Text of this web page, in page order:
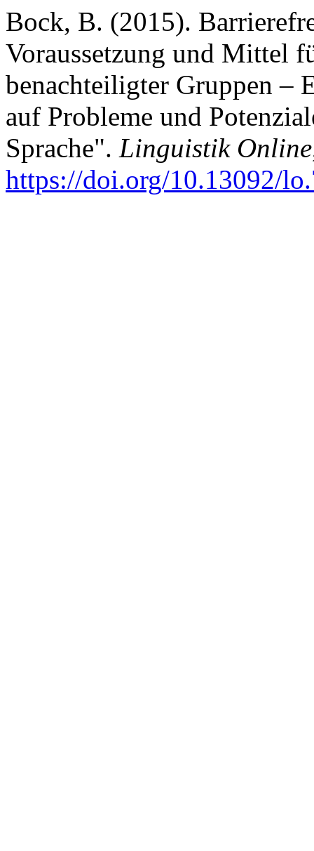
Bock, B. (2015).
Voraussetzung und Mittel
benachteiligter Gruppen
auf Probleme und
Sprache". Linguistik Online
https://doi.org/10.13092/